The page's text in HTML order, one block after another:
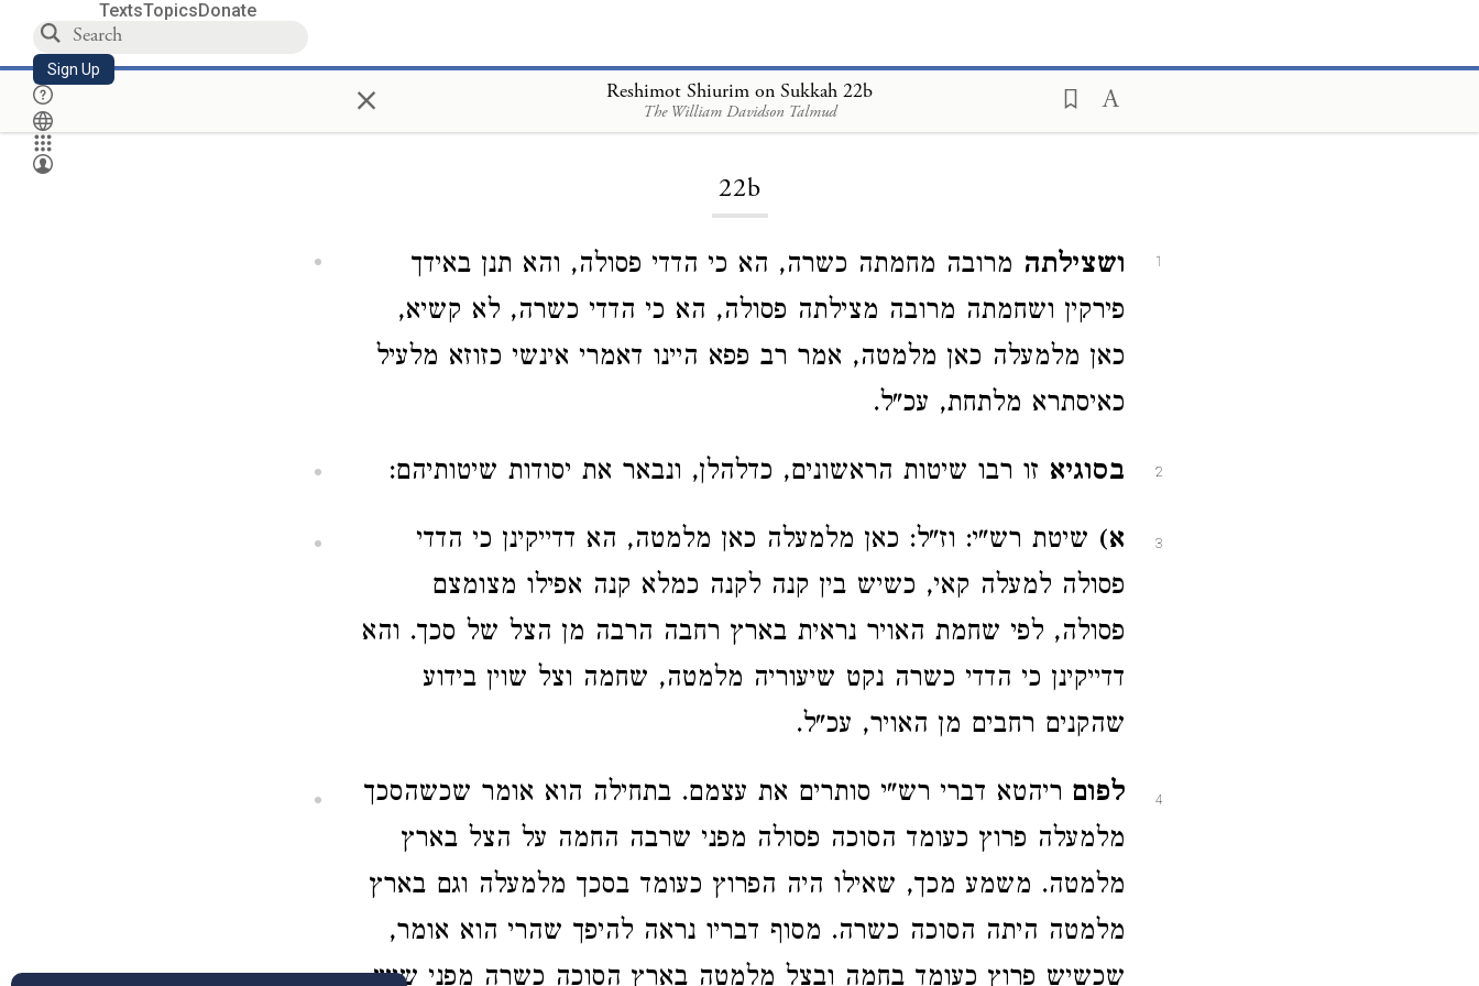
TextsTopicsDonate
Sign Up × Reshimot Shiurim on Sukkah 22b
The William Davidson Talmud
Loading...
22b
1 ושצילתה מרובה מחמתה כשרה, הא כי הדדי פסולה, והא תנן באידך
פירקין ושחמתה מרובה מצילתה פסולה, הא כי הדדי כשרה, לא קשיא,
כאן מלמעלה כאן מלמטה, אמר רב פפא היינו דאמרי אינשי כזוזא מלעיל
כאיסתרא מלתחת, עכ"ל.
2 בסוגיא זו רבו שיטות הראשונים, כדלהלן, ונבאר את יסודות שיטותיהם:
3 א) שיטת רש"י: וז"ל: כאן מלמעלה כאן מלמטה, הא דדייקינן כי הדדי
פסולה למעלה קאי, כשיש בין קנה לקנה כמלא קנה אפילו מצומצם
פסולה, לפי שחמת האויר נראית בארץ רחבה הרבה מן הצל של סכך. והא
דדייקינן כי הדדי כשרה נקט שיעוריה מלמטה, שחמה וצל שוין בידוע
שהקנים רחבים מן האויר, עכ"ל.
4 לפום ריהטא דברי רש"י סותרים את עצמם. בתחילה הוא אומר שכשהסכך
מלמעלה פרוץ כעומד הסוכה פסולה מפני שרבה החמה על הצל בארץ
מלמטה. משמע מכך, שאילו היה הפרוץ כעומד בסכך מלמעלה וגם בארץ
מלמטה היתה הסוכה כשרה. מסוף דבריו נראה להיפך שהרי הוא אומר,